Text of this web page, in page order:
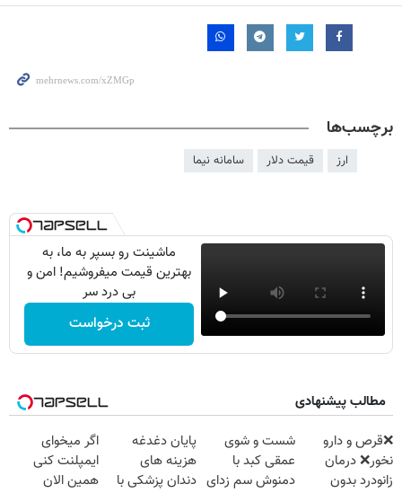
برچسب‌ها
ارز قیمت دلار سامانه نیما
ماشینت رو بسپر به ما، به
بهترین قیمت میفروشیم! امن و
بی درد سر
ثبت درخواست
مطالب پیشنهادی
❌قرص‌ و دارو
نخور❌ درمان
زانودرد بدون
شست و شوی
عمقی کبد با
دمنوش سم زدای
پایان دغدغه
هزینه های
دندان پزشکی با
اگر میخوای
ایمپلنت کنی
همین الان